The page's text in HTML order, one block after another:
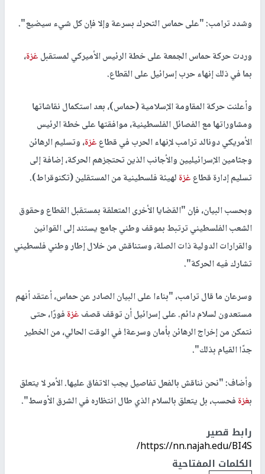
وشدد ترامب: "على حماس التحرك بسرعة وإلا فإن كل شيء سيضيع".
وردت حركة حماس الجمعة على خطة الرئيس الأميركي لمستقبلغزة،
بما في ذلك إنهاء حرب إسرائيل على القطاع.
وأعلنت حركة المقاومة الإسلامية (حماس)، بعد استكمال نقاشاتها
ومشاوراتها مع الفصائل الفلسطينية، موافقتها على خطة الرئيس
الأمريكي دونالد ترامب لإنهاء الحرب في قطاعغزة، وتسليم الرهائن
وجثامين الإسرائيليين والأجانب الذين تحتجزهم الحركة، إضافة إلى
تسليم إدارة قطاعغزةلهيئة فلسطينية من المستقلين (تكنوقراط).
وبحسب البيان، فإن "القضايا الأخرى المتعلقة بمستقبل القطاع وحقوق
الشعب الفلسطيني ترتبط بموقف وطني جامع يستند إلى القوانين
والقرارات الدولية ذات الصلة، وستناقش من خلال إطار وطني فلسطيني
تشارك فيه الحركة".
وسرعان ما قال ترامب، "بناءا على البيان الصادر عن حماس، أعتقد أنهم
مستعدون لسلام دائم. على إسرائيل أن توقف قصفغزةفورًا، حتى
نتمكن من إخراج الرهائن بأمان وسرعة! في الوقت الحالي، من الخطير
جدًا القيام بذلك".
وأضاف: "نحن نناقش بالفعل تفاصيل يجب الاتفاق عليها. الأمر لا يتعلق
بغزةفحسب، بل يتعلق بالسلام الذي طال انتظاره في الشرق الأوسط".
رابط قصير
https://nn.najah.edu/BI4S/
الكلمات المفتاحية